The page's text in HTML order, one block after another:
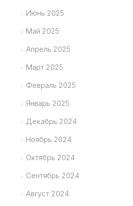
Июнь 2025
Май 2025
Апрель 2025
Март 2025
Февраль 2025
Январь 2025
Декабрь 2024
Ноябрь 2024
Октябрь 2024
Сентябрь 2024
Август 2024